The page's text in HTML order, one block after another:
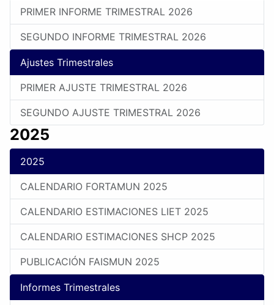
PRIMER INFORME TRIMESTRAL 2026
SEGUNDO INFORME TRIMESTRAL 2026
Ajustes Trimestrales
PRIMER AJUSTE TRIMESTRAL 2026
SEGUNDO AJUSTE TRIMESTRAL 2026
2025
2025
CALENDARIO FORTAMUN 2025
CALENDARIO ESTIMACIONES LIET 2025
CALENDARIO ESTIMACIONES SHCP 2025
PUBLICACIÓN FAISMUN 2025
Informes Trimestrales